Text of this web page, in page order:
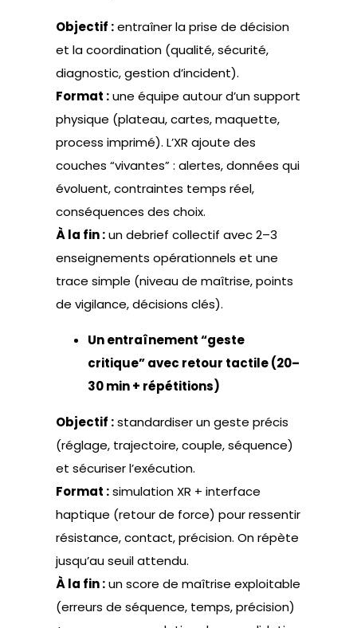
Objectif :entraîner la prise de décision
et la coordination (qualité, sécurité,
diagnostic, gestion d’incident).
Format :une équipe autour d’un support
physique (plateau, cartes, maquette,
process imprimé). L’XR ajoute des
couches “vivantes” : alertes, données qui
évoluent, contraintes temps réel,
conséquences des choix.
À la fin :un debrief collectif avec 2–3
enseignements opérationnels et une
trace simple (niveau de maîtrise, points
de vigilance, décisions clés).
Un entraînement “geste
critique” avec retour tactile (20–
30 min + répétitions)
Objectif :standardiser un geste précis
(réglage, trajectoire, couple, séquence)
et sécuriser l’exécution.
Format :simulation XR + interface
haptique (retour de force) pour ressentir
résistance, contact, précision. On répète
jusqu’au seuil attendu.
À la fin :un score de maîtrise exploitable
(erreurs de séquence, temps, précision)